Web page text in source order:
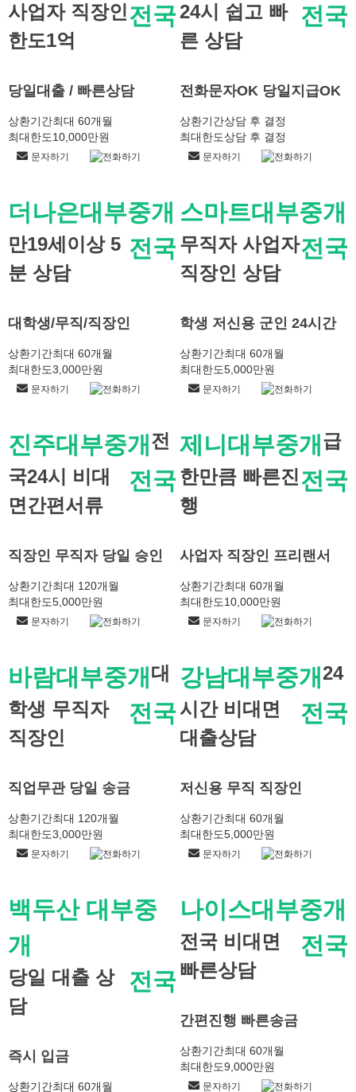
전국
사업자 직장인
한도1억
당일대출 / 빠른상담
상환기간최대 60개월
최대한도10,000만원
문자하기 전화하기
전국
24시 쉽고 빠
른 상담
전화문자OK 당일지급OK
상환기간상담 후 결정
최대한도상담 후 결정
문자하기 전화하기
더나은대부중개
전국
만19세이상 5
분 상담
대학생/무직/직장인
상환기간최대 60개월
최대한도3,000만원
문자하기 전화하기
스마트대부중개
전국
무직자 사업자
직장인 상담
학생 저신용 군인 24시간
상환기간최대 60개월
최대한도5,000만원
문자하기 전화하기
진주대부중개
전국
전
국24시 비대
면간편서류
직장인 무직자 당일 승인
상환기간최대 120개월
최대한도5,000만원
문자하기 전화하기
제니대부중개
전국
급
한만큼 빠른진
행
사업자 직장인 프리랜서
상환기간최대 60개월
최대한도10,000만원
문자하기 전화하기
바람대부중개
전국
대
학생 무직자
직장인
직업무관 당일 송금
상환기간최대 120개월
최대한도3,000만원
문자하기 전화하기
강남대부중개
전국
24
시간 비대면
대출상담
저신용 무직 직장인
상환기간최대 60개월
최대한도5,000만원
문자하기 전화하기
백두산 대부중
개
전국
당일 대출 상
담
즉시 입금
상환기간최대 60개월
나이스대부중개
전국
전국 비대면
빠른상담
간편진행 빠른송금
상환기간최대 60개월
최대한도9,000만원
문자하기 전화하기